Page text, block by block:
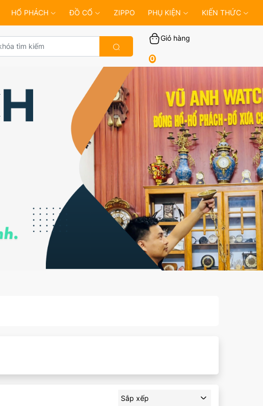
HỔ PHÁCH ĐỒ CỔ ZIPPO PHỤ KIỆN KIẾN THỨC
Giỏ hàng
0
Sắp xếp